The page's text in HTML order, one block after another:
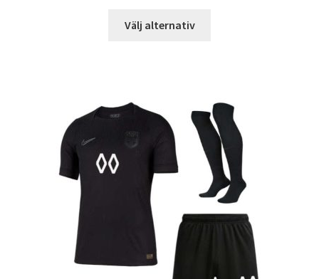
Välj alternativ
varianter.
De
olika
alternativen
kan
väljas
på
produktsidan